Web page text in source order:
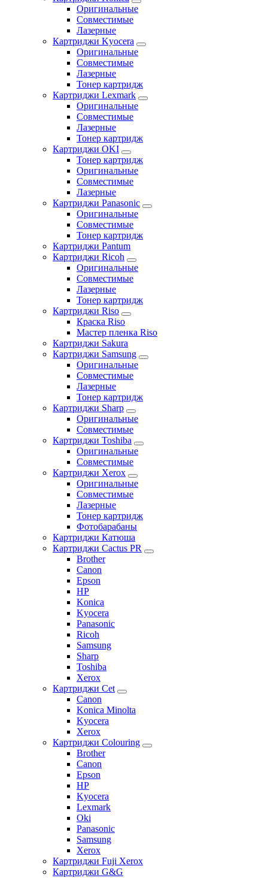
Оригинальные
Совместимые
Лазерные
Картриджи Kyocera
Оригинальные
Совместимые
Лазерные
Тонер картридж
Картриджи Lexmark
Оригинальные
Совместимые
Лазерные
Тонер картридж
Картриджи OKI
Тонер картридж
Оригинальные
Совместимые
Лазерные
Картриджи Panasonic
Оригинальные
Совместимые
Тонер картридж
Картриджи Pantum
Картриджи Ricoh
Оригинальные
Совместимые
Лазерные
Тонер картридж
Картриджи Riso
Краска Riso
Мастер пленка Riso
Картриджи Sakura
Картриджи Samsung
Оригинальные
Совместимые
Лазерные
Тонер картридж
Картриджи Sharp
Оригинальные
Совместимые
Картриджи Toshiba
Оригинальные
Совместимые
Картриджи Xerox
Оригинальные
Совместимые
Лазерные
Тонер картридж
Фотобарабаны
Картриджи Катюша
Картриджи Cactus PR
Brother
Canon
Epson
HP
Konica
Kyocera
Panasonic
Ricoh
Samsung
Sharp
Toshiba
Xerox
Картриджи Cet
Canon
Konica Minolta
Kyocera
Xerox
Картриджи Colouring
Brother
Canon
Epson
HP
Kyocera
Lexmark
Oki
Panasonic
Samsung
Xerox
Картриджи Fuji Xerox
Картриджи G&G